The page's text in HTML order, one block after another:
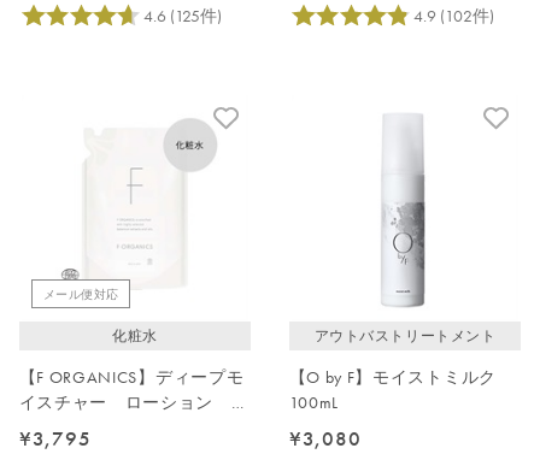
メール便対応
化粧水
【F ORGANICS】ディープモ
イスチャー ローション 詰
替え用 140mL
¥3,795
アウトバストリートメント
【O by F】モイストミルク
100mL
¥3,080